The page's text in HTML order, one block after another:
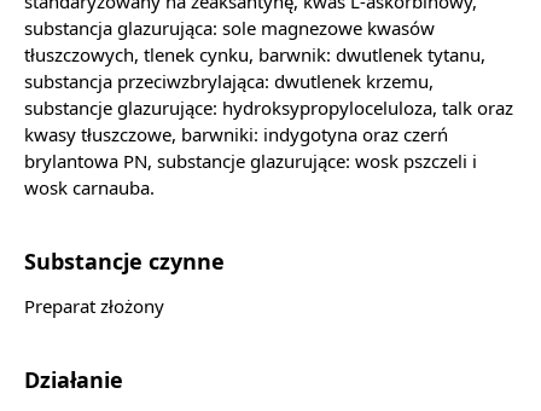
substancja glazurująca: sole magnezowe kwasów
tłuszczowych, tlenek cynku, barwnik: dwutlenek tytanu,
substancja przeciwzbrylająca: dwutlenek krzemu,
substancje glazurujące: hydroksypropyloceluloza, talk oraz
kwasy tłuszczowe, barwniki: indygotyna oraz czerń
brylantowa PN, substancje glazurujące: wosk pszczeli i
wosk carnauba.
Substancje czynne
Preparat złożony
Działanie